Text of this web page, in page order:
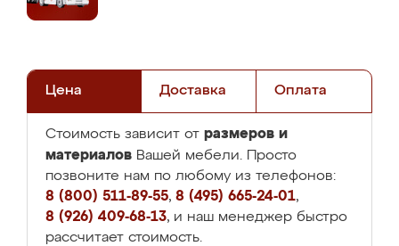
Цена Доставка Оплата
Стоимость зависит от размеров и
материалов Вашей мебели. Просто
позвоните нам по любому из телефонов:
8 (800) 511-89-55, 8 (495) 665-24-01,
8 (926) 409-68-13, и наш менеджер быстро
рассчитает стоимость.